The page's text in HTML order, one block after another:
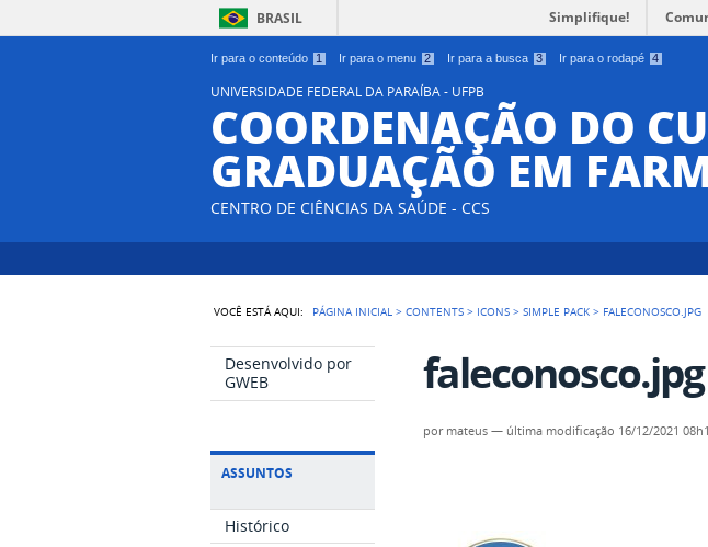
Ir para o conteúdo 1 Ir para o menu 2 Ir para a busca 3 Ir para o rodapé 4
BRASIL Simplifique!
UNIVERSIDADE FEDERAL DA PARAÍBA - UFPB
COORDENAÇÃO DO
GRADUAÇÃO EM
CENTRO DE CIÊNCIAS DA SAÚDE - CCS
VOCÊ ESTÁ AQUI: PÁGINA INICIAL >CONTENTS > ICONS >SIMPLE PACK > FALECONOSCO.JPG
Desenvolvido por
GWEB
ASSUNTOS
Histórico
faleconosco.jpg
por mateus — última modificação 16/12/2021